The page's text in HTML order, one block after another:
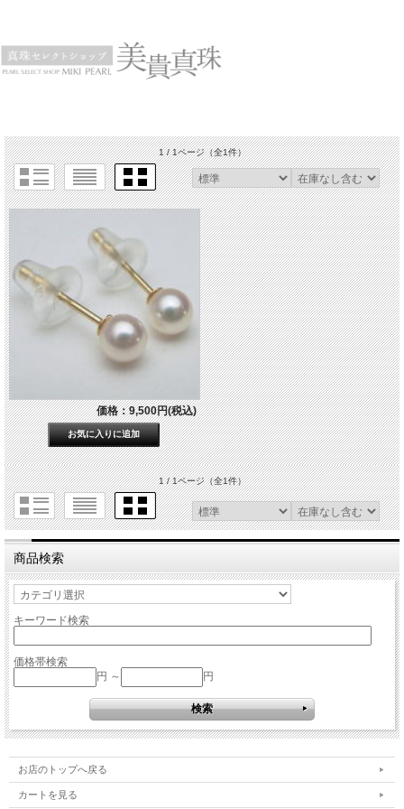
1 / 1ページ（全1件）
価格：9,500円(税込)
1 / 1ページ（全1件）
商品検索
キーワード検索
価格帯検索
円 ～
円
お店のトップへ戻る
カートを見る